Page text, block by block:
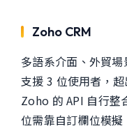
Zoho CRM
多語系介面、外貿
支援 3 位使用者，
Zoho 的 API 自行整
位需靠自訂欄位模擬